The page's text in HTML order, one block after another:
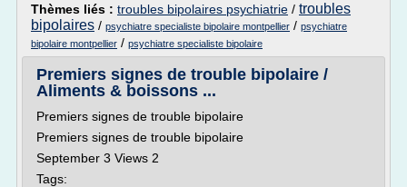
Thèmes liés : troubles bipolaires psychiatrie / troubles
bipolaires / psychiatre specialiste bipolaire montpellier / psychiatre
bipolaire montpellier / psychiatre specialiste bipolaire
Premiers signes de trouble bipolaire /
Aliments & boissons ...
Premiers signes de trouble bipolaire
Premiers signes de trouble bipolaire
September 3 Views 2
Tags: